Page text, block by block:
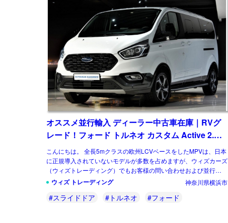
オススメ並行輸入 ディーラー中古車在庫｜RVグ
レード！フォード トルネオ カスタム Active 2.0
6AT L2ロング ８人乗り 左ハンドル
こんにちは。 全長5mクラスの欧州LCVベースをしたMPVは、日本
に正規導入されていないモデルが多数を占めますが、ウィズカーズ
（ウィズトレーディング）でもお客様の問い合わせおよび並行輸入
ウィズ トレーディング 神奈川県横浜市
#スライドドア #トルネオ #フォード